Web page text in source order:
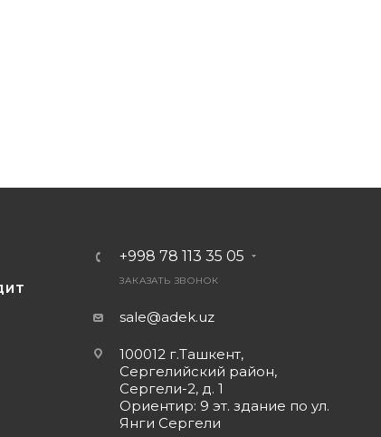
+998 78 113 35 05
ЗАКАЗАТЬ ЗВОНОК
sale@adek.uz
100012 г.Ташкент,
Сергелийский район,
Сергели-2, д. 1
Ориентир: 9 эт. здание по ул.
Янги Сергели